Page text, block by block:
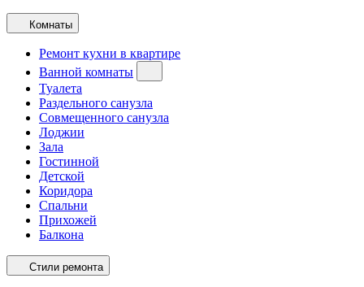
Комнаты
Ремонт кухни в квартире
Ванной комнаты
Туалета
Раздельного санузла
Совмещенного санузла
Лоджии
Зала
Гостинной
Детской
Коридора
Спальни
Прихожей
Балкона
Стили ремонта